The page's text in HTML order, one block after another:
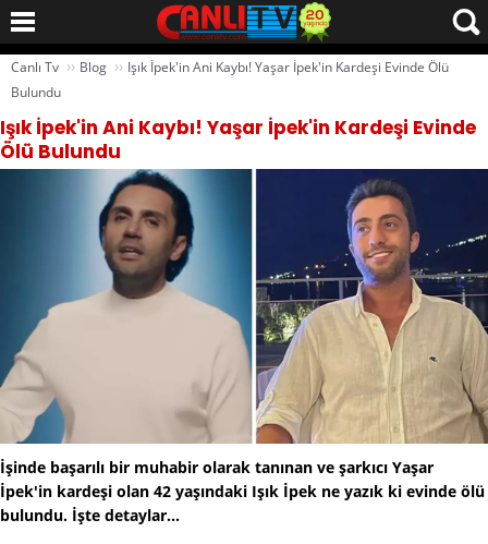
Canlı Tv ›› Blog ›› Işık İpek'in Ani Kaybı! Yaşar İpek'in Kardeşi Evinde Ölü
Bulundu
Işık İpek'in Ani Kaybı! Yaşar İpek'in Kardeşi Evinde
Ölü Bulundu
İşinde başarılı bir muhabir olarak tanınan ve şarkıcı Yaşar
İpek'in kardeşi olan 42 yaşındaki Işık İpek ne yazık ki evinde ölü
bulundu. İşte detaylar...